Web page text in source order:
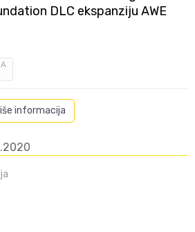
DLC ekspanziju AWE
informacija